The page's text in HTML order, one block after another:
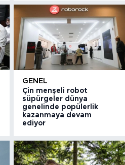
GENEL
Çin menşeli robot
süpürgeler dünya
genelinde popülerlik
kazanmaya devam
ediyor